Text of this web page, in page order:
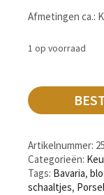
Afmetingen ca.:
1 op voorraad
Artikelnummer:
Categorieën:
Tags: Bavaria,
schaaltjes,